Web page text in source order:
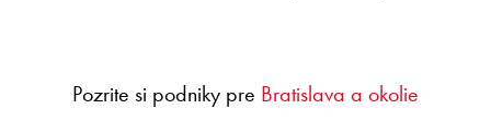
Pozrite si podniky pre Bratislava a okolie